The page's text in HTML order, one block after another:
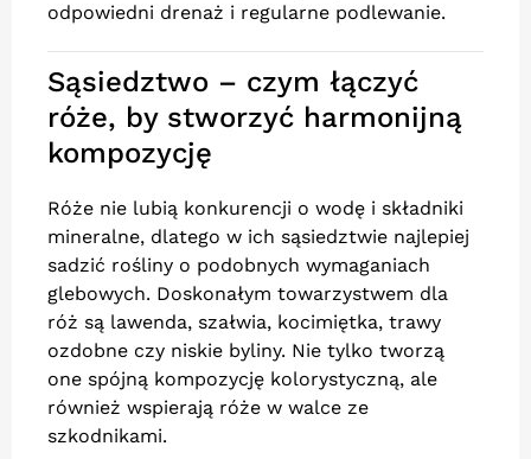
odpowiedni drenaż i regularne podlewanie.
Sąsiedztwo – czym łączyć
róże, by stworzyć harmonijną
kompozycję
Róże nie lubią konkurencji o wodę i składniki
mineralne, dlatego w ich sąsiedztwie najlepiej
sadzić rośliny o podobnych wymaganiach
glebowych. Doskonałym towarzystwem dla
róż są lawenda, szałwia, kocimiętka, trawy
ozdobne czy niskie byliny. Nie tylko tworzą
one spójną kompozycję kolorystyczną, ale
również wspierają róże w walce ze
szkodnikami.